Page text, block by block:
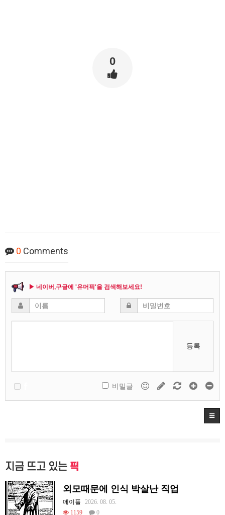
0
0 Comments
▶ 네이버,구글에 '유머픽'을 검색해보세요!
등록
비밀글
지금 뜨고 있는 픽
외모때문에 인식 박살난 직업
메이플
2026. 08. 05.
1159
0